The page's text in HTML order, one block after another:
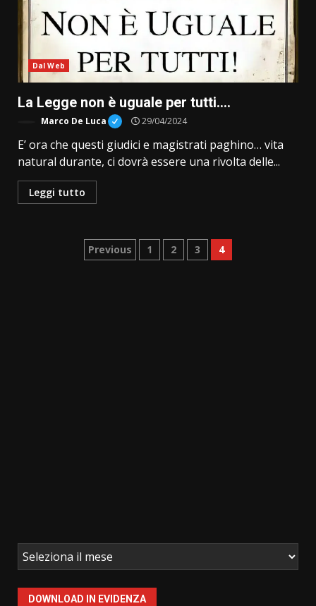
Dal Web
La Legge non è uguale per tutti….
Marco De Luca 29/04/2024
E’ ora che questi giudici e magistrati paghino… vita
natural durante, ci dovrà essere una rivolta delle...
Leggi tutto
Paginazione
Previous 1 2 3 4
DOWNLOAD IN EVIDENZA